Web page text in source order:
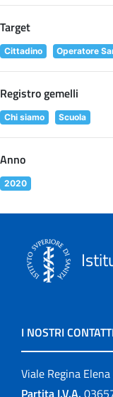
Target
Cittadino Operatore
Registro gemelli
Chi siamo Scuola
Anno
2020
I NOSTRI CONTATTI
Viale Regina
Partita I.V.A.